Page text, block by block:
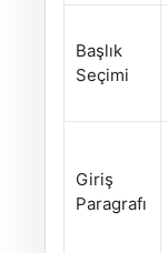
Başlık
Seçimi
Giriş
Paragrafı